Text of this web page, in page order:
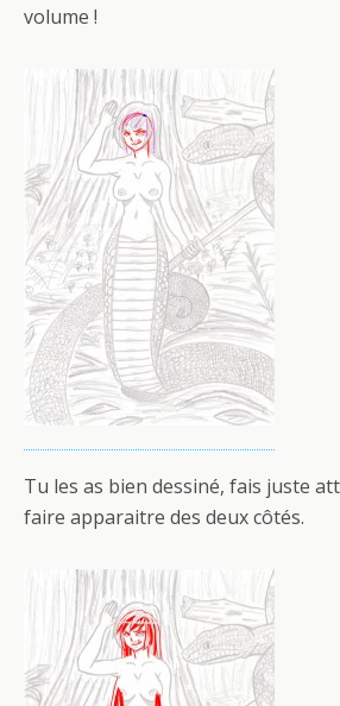
volume !
Tu les as bien dessiné, fais juste
faire apparaitre des deux côtés.